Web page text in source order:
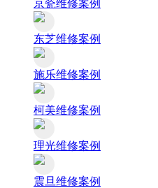
京瓷维修案例
东芝维修案例
施乐维修案例
柯美维修案例
理光维修案例
震旦维修案例